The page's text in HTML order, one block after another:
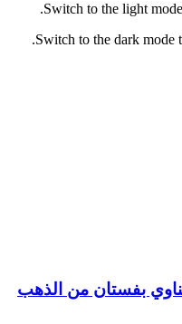
Switch to the light
Switch to the dark mode
بفستان من الذهب